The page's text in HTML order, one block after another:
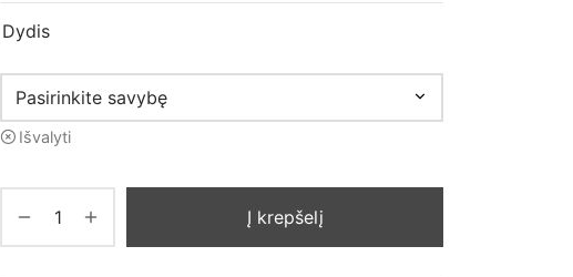
Dydis
Išvalyti
Į krepšelį